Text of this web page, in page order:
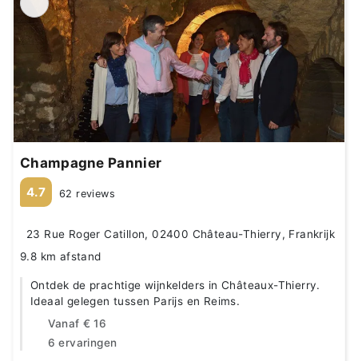
Champagne Pannier
4.7 62 reviews
23 Rue Roger Catillon, 02400 Château-Thierry, Frankrijk
9.8 km afstand
Ontdek de prachtige wijnkelders in Châteaux-Thierry.
Ideaal gelegen tussen Parijs en Reims.
Vanaf € 16
6 ervaringen